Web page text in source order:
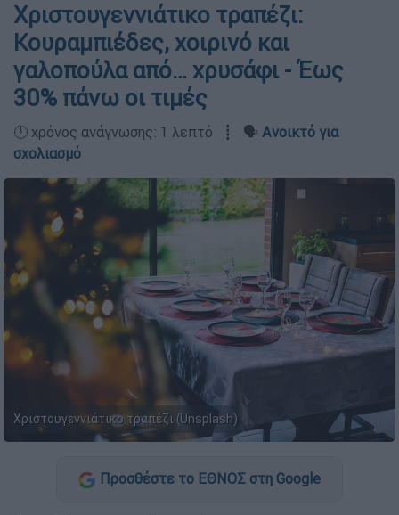
Χριστουγεννιάτικο τραπέζι:
Κουραμπιέδες, χοιρινό και
γαλοπούλα από… χρυσάφι - Έως
30% πάνω οι τιμές
🕛 χρόνος ανάγνωσης: 1 λεπτό ┋ 🗣️ Ανοικτό για
σχολιασμό
Χριστουγεννιάτικο τραπέζι (Unsplash)
Προσθέστε το ΕΘΝΟΣ στη Google